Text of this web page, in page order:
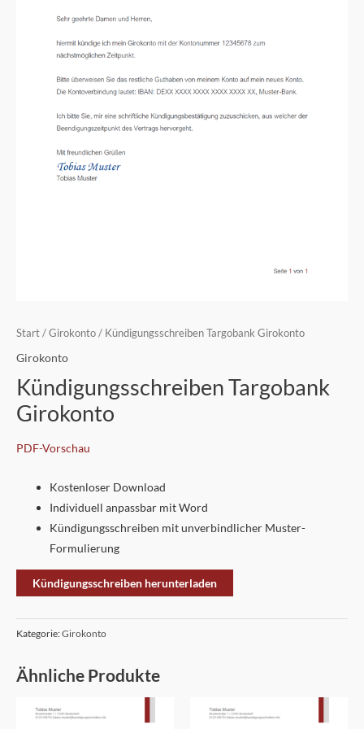
Start / Girokonto / Kündigungsschreiben Targobank Girokonto
Girokonto
Kündigungsschreiben Targobank
Girokonto
PDF-Vorschau
Kostenloser Download
Individuell anpassbar mit Word
Kündigungsschreiben mit unverbindlicher Muster-
Formulierung
Kündigungsschreiben herunterladen
Kategorie:Girokonto
Ähnliche Produkte